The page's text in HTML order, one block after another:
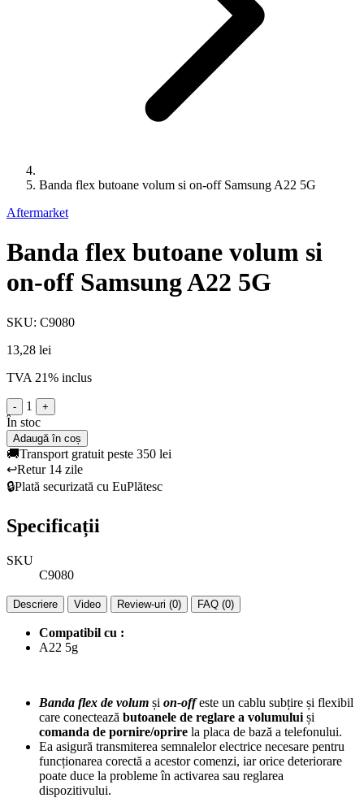
Banda flex butoane volum si on-off Samsung A22 5G
Aftermarket
Banda flex butoane volum si
on-off Samsung A22 5G
SKU: C9080
13,28 lei
TVA 21% inclus
- 1 +
În stoc
Adaugă în coș
🚚Transport gratuit peste 350 lei
↩️Retur 14 zile
🔒Plată securizată cu EuPlătesc
Specificații
SKU
C9080
Descriere Video Review-uri (0) FAQ (0)
Compatibil cu :
A22 5g
Banda flex de volum și on-offeste un cablu subțire și flexibil
care conectează butoanele de reglare a volumului și
comanda de pornire/oprire la placa de bază a telefonului.
Ea asigură transmiterea semnalelor electrice necesare pentru
funcționarea corectă a acestor comenzi, iar orice deteriorare
poate duce la probleme în activarea sau reglarea
dispozitivului.